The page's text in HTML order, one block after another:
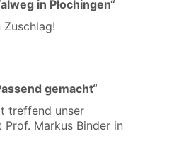
in Plochingen“
gemacht“
treffend unser
Markus Binder in